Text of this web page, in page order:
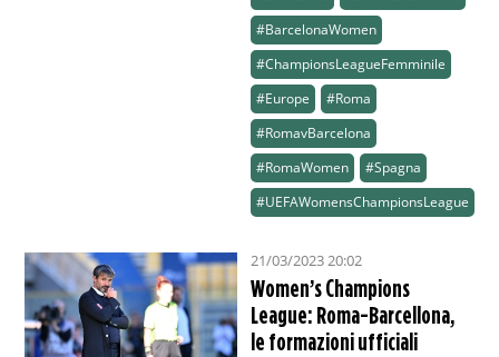
#BarcelonaWomen
#ChampionsLeagueFemminile
#Europe
#Roma
#RomavBarcelona
#RomaWomen
#Spagna
#UEFAWomensChampionsLeague
21/03/2023 20:02
Women’s Champions
League: Roma-Barcellona,
le formazioni ufficiali